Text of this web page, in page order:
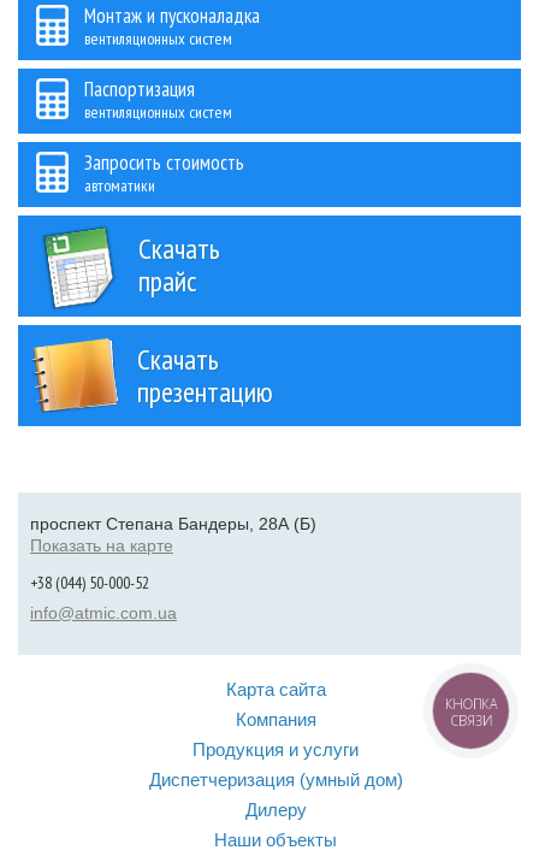
Монтаж и пусконаладка
вентиляционных систем
Паспортизация
вентиляционных систем
Запросить стоимость
автоматики
Скачать
прайс
Скачать
презентацию
проспект Степана Бандеры, 28А (Б)
Показать на карте
+38 (044) 50-000-52
info@atmic.com.ua
Карта сайта
Компания
Продукция и услуги
Диспетчеризация (умный дом)
Дилеру
Наши объекты
КНОПКА
СВЯЗИ